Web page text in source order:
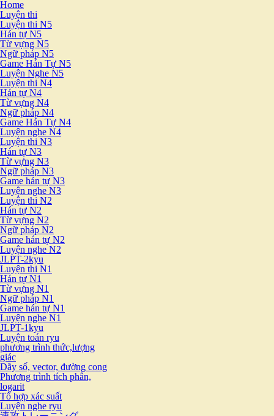
Home
Luyện thi
Luyện thi N5
Hán tự N5
Từ vựng N5
Ngữ pháp N5
Game Hán Tự N5
Luyện Nghe N5
Luyện thi N4
Hán tự N4
Từ vựng N4
Ngữ pháp N4
Game Hán Tự N4
Luyện nghe N4
Luyện thi N3
Hán tự N3
Từ vựng N3
Ngữ pháp N3
Game hán tự N3
Luyện nghe N3
Luyện thi N2
Hán tự N2
Từ vựng N2
Ngữ pháp N2
Game hán tự N2
Luyện nghe N2
JLPT-2kyu
Luyện thi N1
Hán tự N1
Từ vựng N1
Ngữ pháp N1
Game hán tự N1
Luyện nghe N1
JLPT-1kyu
Luyện toán ryu
phương trình thức,lượng
giác
Dãy số, vector, đường cong
Phương trình tích phân,
logarit
Tổ hợp xác suất
Luyện nghe ryu